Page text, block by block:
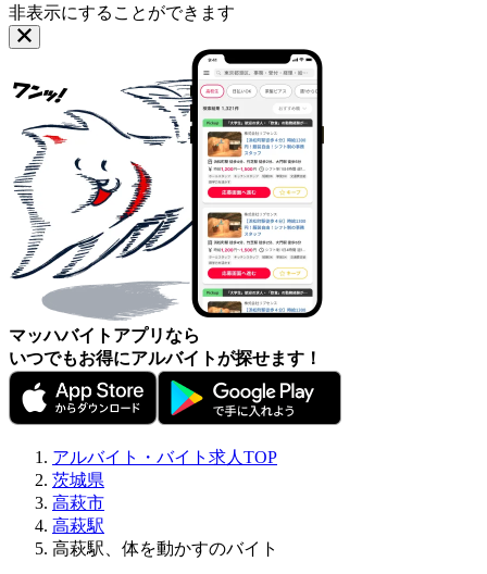
非表示にすることができます
マッハバイトアプリなら
いつでもお得にアルバイトが探せます！
アルバイト・バイト求人TOP
茨城県
高萩市
高萩駅
高萩駅、体を動かすのバイト